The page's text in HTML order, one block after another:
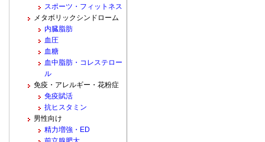
スポーツ・フィットネス
メタボリックシンドローム
内臓脂肪
血圧
血糖
血中脂肪・コレステロー
ル
免疫・アレルギー・花粉症
免疫賦活
抗ヒスタミン
男性向け
精力増強・ED